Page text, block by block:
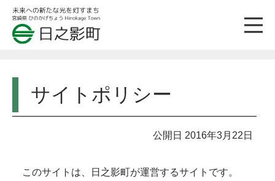
サイトポリシー
公開日 2016年3月22日
このサイトは、日之影町が運営するサイトです。